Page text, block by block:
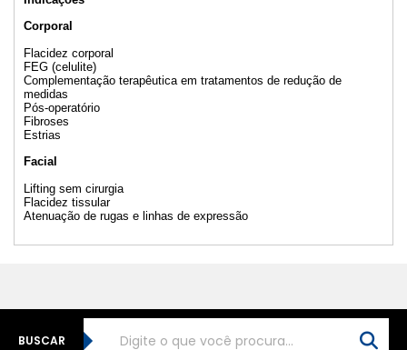
Corporal
Flacidez corporal
FEG (celulite)
Complementação terapêutica em tratamentos de redução de
medidas
Pós-operatório
Fibroses
Estrias
Facial
Lifting sem cirurgia
Flacidez tissular
Atenuação de rugas e linhas de expressão
BUSCAR